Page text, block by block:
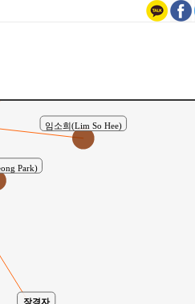
Park)
임소희(Lim So Hee)